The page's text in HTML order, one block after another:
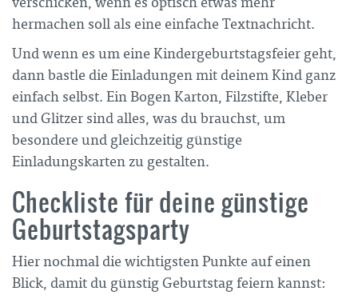
hermachen soll als eine einfache Textnachricht.
Und wenn es um eine Kindergeburtstagsfeier geht,
dann bastle die Einladungen mit deinem Kind ganz
einfach selbst. Ein Bogen Karton, Filzstifte, Kleber
und Glitzer sind alles, was du brauchst, um
besondere und gleichzeitig günstige
Einladungskarten zu gestalten.
Checkliste für deine günstige
Geburtstagsparty
Hier nochmal die wichtigsten Punkte auf einen
Blick, damit du günstig Geburtstag feiern kannst: